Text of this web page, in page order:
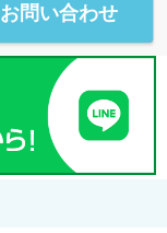
お問い合わせ